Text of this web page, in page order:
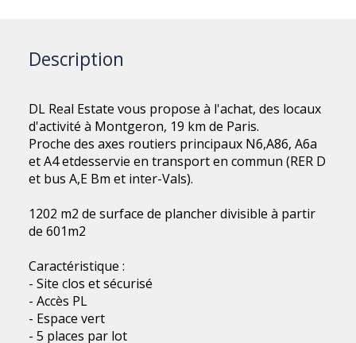
Description
DL Real Estate vous propose à l'achat, des locaux
d'activité à Montgeron, 19 km de Paris.
Proche des axes routiers principaux N6,A86, A6a
et A4 etdesservie en transport en commun (RER D
et bus A,E Bm et inter-Vals).
1202 m2 de surface de plancher divisible à partir
de 601m2
Caractéristique :
- Site clos et sécurisé
- Accès PL
- Espace vert
- 5 places par lot